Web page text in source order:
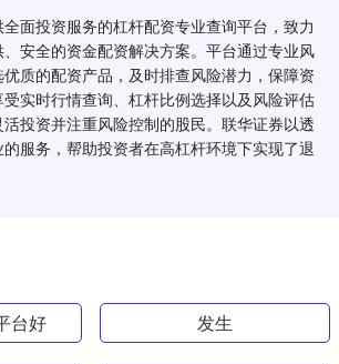
面投资服务的杠杆配资专业查询平台，致力
安全的资金配资解决方案。平台通过专业风
质的配资产品，及时排查风险潜力，保障资
实时行情查询、杠杆比例选择以及风险评估
投资并注重风险控制的股民。联华证券以透
服务，帮助投资者在高杠杆环境下实现了退
台好 发生